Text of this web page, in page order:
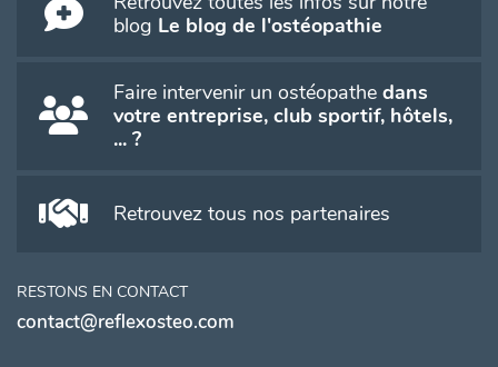
blog Le blog de l'ostéopathie
Faire intervenir un ostéopathe dans
votre entreprise, club sportif, hôtels,
... ?
Retrouvez tous nos partenaires
RESTONS EN CONTACT
contact@reflexosteo.com